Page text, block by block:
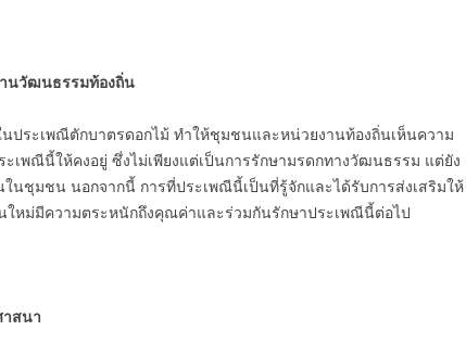
นวัฒนธรรมท้องถิ่น
นประเพณีตักบาตรดอกไม้ ทำให้ชุมชนและหน่วยงานท้องถิ่นเห็นความ
เพณีนี้ให้คงอยู่ ซึ่งไม่เพียงแต่เป็นการรักษามรดกทางวัฒนธรรม แต่ยัง
ในชุมชน นอกจากนี้ การที่ประเพณีนี้เป็นที่รู้จักและได้รับการส่งเสริมให้
ใหม่มีความตระหนักถึงคุณค่าและร่วมกันรักษาประเพณีนี้ต่อไป
าสนา